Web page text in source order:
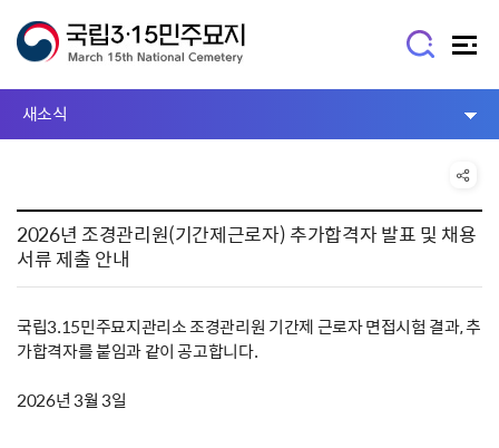
새소식
2026년 조경관리원(기간제근로자) 추가합격자 발표 및 채용
서류 제출 안내
국립3.15민주묘지관리소 조경관리원 기간제 근로자 면접시험 결과, 추
가합격자를 붙임과 같이 공고합니다.
2026년 3월 3일